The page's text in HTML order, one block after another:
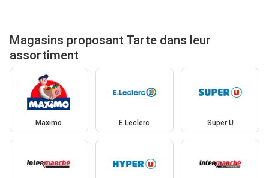
Magasins proposant Tarte dans leur
assortiment
Maximo E.Leclerc Super U